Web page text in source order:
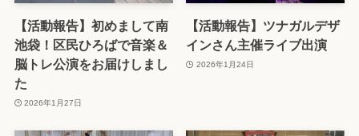
【活動報告】初めまして南
池袋！区民ひろばで音楽＆
脳トレ公演をお届けしまし
た
2026年1月27日
【活動報告】ツナガルデザ
インさん主催ライブ出演
2026年1月24日